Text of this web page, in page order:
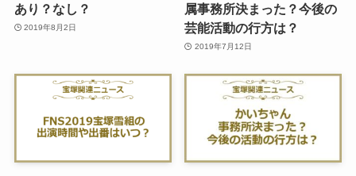
あり？なし？
2019年8月2日
属事務所決まった？今後の
芸能活動の行方は？
2019年7月12日